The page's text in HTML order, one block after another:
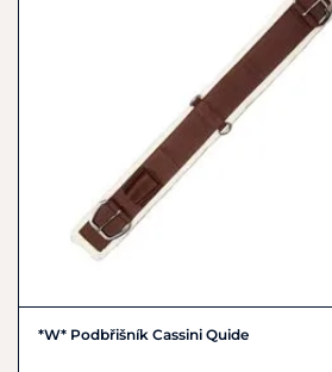
*W* Podbřišník Cassini Quide